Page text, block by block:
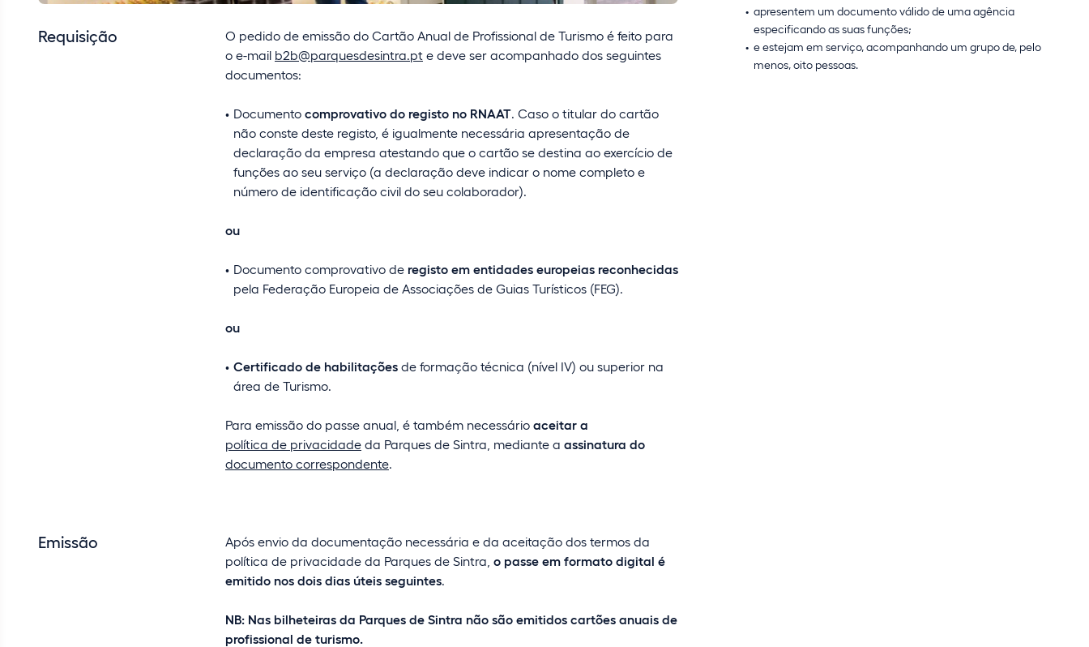
Requisição
O pedido de emissão do Cartão Anual de Profissional de Turismo é feito para
o e-mail b2b@parquesdesintra.pt e deve ser acompanhado dos seguintes
documentos:
Documento comprovativo do registo no RNAAT . Caso o titular do cartão
não conste deste registo, é igualmente necessária apresentação de
declaração da empresa atestando que o cartão se destina ao exercício de
funções ao seu serviço (a declaração deve indicar o nome completo e
número de identificação civil do seu colaborador).
ou
Documento comprovativo de registo em entidades europeias reconhecidas
pela Federação Europeia de Associações de Guias Turísticos (FEG).
ou
Certificado de habilitações de formação técnica (nível IV) ou superior na
área de Turismo.
Para emissão do passe anual, é também necessário aceitar a
política de privacidade da Parques de Sintra, mediante a assinatura do
documento correspondente
Emissão
Após envio da documentação necessária e da aceitação dos termos da
política de privacidade da Parques de Sintra, o passe em formato digital é
emitido nos dois dias úteis seguintes
NB: Nas bilheteiras da Parques de Sintra não são emitidos cartões anuais de
profissional de turismo.
apresentem um documento válido de uma agência
especificando as suas funções;
e estejam em serviço, acompanhando um grupo de, pelo
menos, oito pessoas.